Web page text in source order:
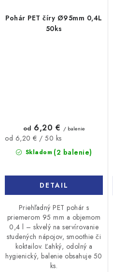
Pohár PET číry Ø95mm 0,4L
50ks
Skladom (2 balenie)
od 6,20 € / balenie
Jednotková
cena:
od 6,20 € / 50 ks
DETAIL
Priehľadný PET pohár s
priemerom 95 mm a objemom
0,4 l – skvelý na servírovanie
studených nápojov, smoothie či
koktailov. Ľahký, odolný a
hygienický, balenie obsahuje 50
ks.